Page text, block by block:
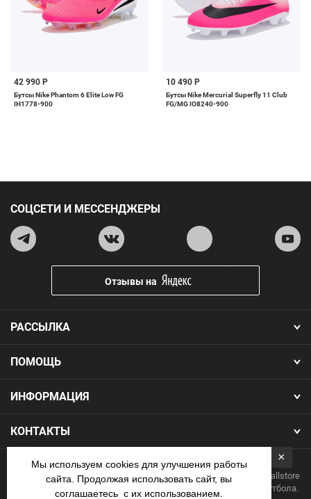
42 990 Р
Бутсы Nike Phantom 6 Elite Low FG
IH1778-900
10 490 Р
Бутсы Nike Mercurial Superfly 11 Club
FG/MG IO8240-900
ПОМОЩЬ
ИНФОРМАЦИЯ
КОНТАКТЫ
РАССЫЛКА
СОЦСЕТИ И МЕССЕНДЖЕРЫ
Отзывы на
Copyright 2026.Все права защищены. Интернет-магазин Footballstore
— продажа футбольной формы, бутс, мячей и одежды для футбола.
×
Мы используем cookies для улучшения работы
сайта. Продолжая использовать сайт, вы
соглашаетесь с их использованием.